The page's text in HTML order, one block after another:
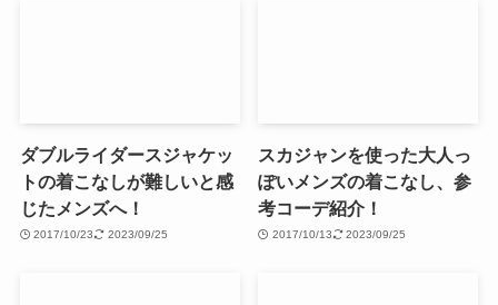
ダブルライダースジャケッ
トの着こなしが難しいと感
じたメンズへ！
2017/10/23 2023/09/25
スカジャンを使った大人っ
ぽいメンズの着こなし、参
考コーデ紹介！
2017/10/13 2023/09/25